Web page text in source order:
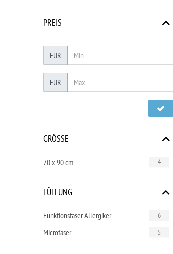
PREIS
EUR
EUR
GRÖSSE
70 x 90 cm 4
FÜLLUNG
Funktionsfaser Allergiker 6
Microfaser 5